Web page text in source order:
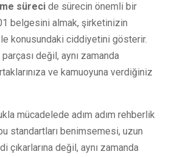
süreci de sürecin önemli bir
belgesini almak, şirketinizin
konusundaki ciddiyetini gösterir.
değil, aynı zamanda
ve kamuoyuna verdiğiniz
mücadelede adım adım rehberlik
standartları benimsemesi, uzun
çıkarlarına değil, aynı zamanda